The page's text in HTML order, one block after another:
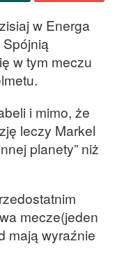
w Energa
w tym meczu
i mimo, że
leczy Markel
planety” niż
mecze(jeden
mają wyraźnie